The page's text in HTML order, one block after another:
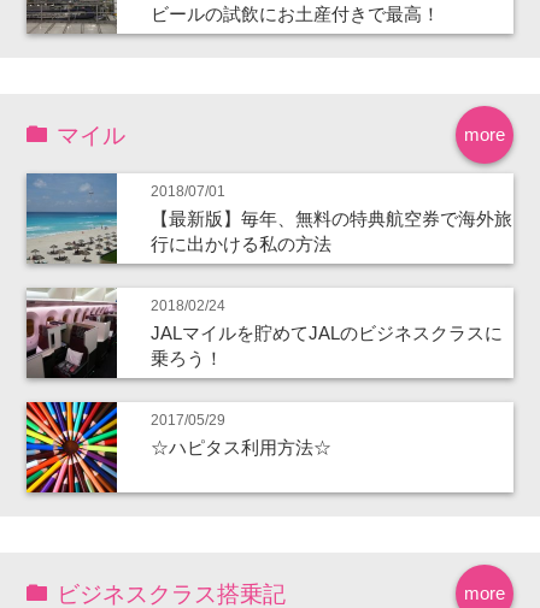
ビールの試飲にお土産付きで最高！
more
マイル
2018/07/01
【最新版】毎年、無料の特典航空券で海外旅
行に出かける私の方法
2018/02/24
JALマイルを貯めてJALのビジネスクラスに
乗ろう！
2017/05/29
☆ハピタス利用方法☆
more
ビジネスクラス搭乗記